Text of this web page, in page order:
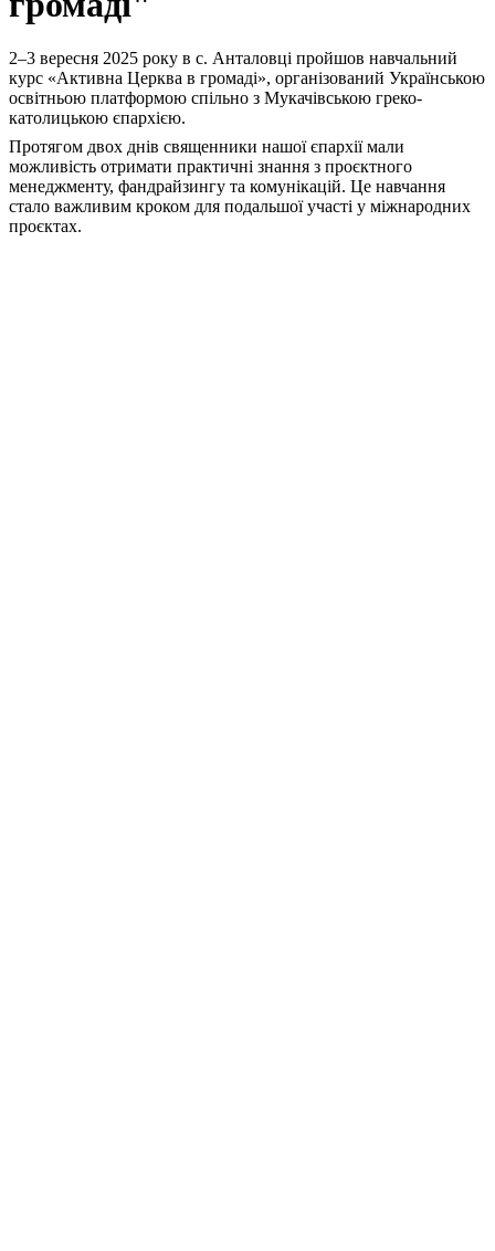
2–3 вересня 2025 року в с. Анталовці пройшов навчальний
курс «Активна Церква в громаді», організований Українською
освітньою платформою спільно з Мукачівською греко-
католицькою єпархією.
Протягом двох днів священники нашої єпархії мали
можливість отримати практичні знання з проєктного
менеджменту, фандрайзингу та комунікацій. Це навчання
стало важливим кроком для подальшої участі у міжнародних
проєктах.